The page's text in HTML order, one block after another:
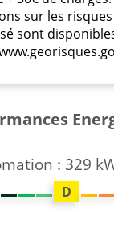
sur les
sont
: 329
D